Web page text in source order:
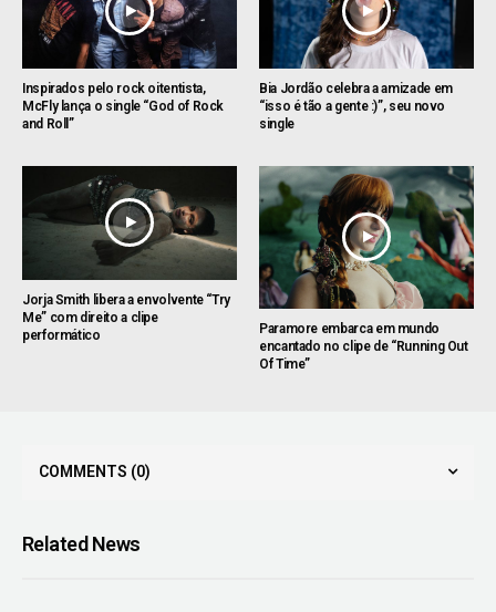
Inspirados pelo rock oitentista,
McFly lança o single “God of Rock
and Roll”
Bia Jordão celebra a amizade em
“isso é tão a gente :)”, seu novo
single
Jorja Smith libera a envolvente “Try
Me” com direito a clipe
performático
Paramore embarca em mundo
encantado no clipe de “Running Out
Of Time”
COMMENTS (0)
Related News